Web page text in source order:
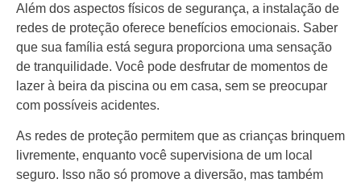
Além dos aspectos físicos de segurança, a instalação de
redes de proteção oferece benefícios emocionais. Saber
que sua família está segura proporciona uma sensação
de tranquilidade. Você pode desfrutar de momentos de
lazer à beira da piscina ou em casa, sem se preocupar
com possíveis acidentes.
As redes de proteção permitem que as crianças brinquem
livremente, enquanto você supervisiona de um local
seguro. Isso não só promove a diversão, mas também